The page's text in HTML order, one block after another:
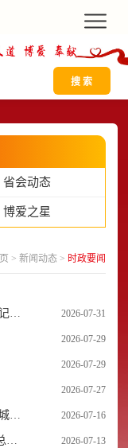
搜 索
省会动态
博爱之星
> 新闻动态> 时政要闻
习 2026-07-31
2026-07-29
2026-07-29
2026-07-27
市 2026-07-16
书 2026-07-13